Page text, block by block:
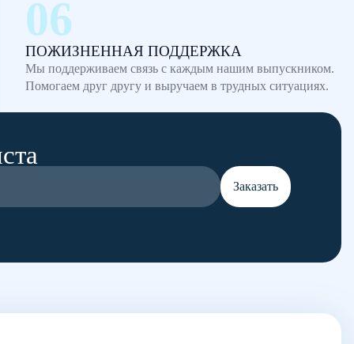
ПОЖИЗНЕННАЯ ПОДДЕРЖКА
Мы поддерживаем связь с каждым нашим выпускником.
Помогаем друг другу и выручаем в трудных ситуациях.
Заказать